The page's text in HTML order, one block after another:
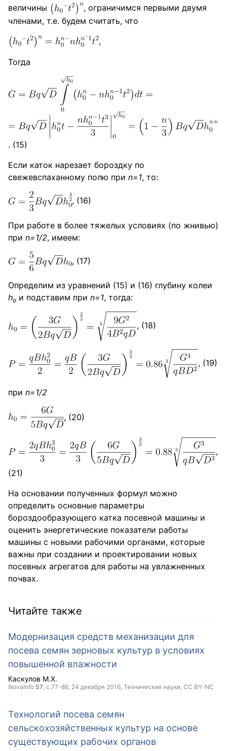
величины
, ограничимся первыми двумя
членами, т.е. будем считать, что
,
Тогда
. (15)
Если каток нарезает бороздку по
свежевспаханному полю при n=1, то:
, (16)
При работе в более тяжелых условиях (по жнивью)
при n=1/2, имеем:
, (17)
Определим из уравнений (15) и (16) глубину колеи
hо и подставим при n=1, тогда:
, (18)
, (19)
при n=1/2
, (20)
,
(21)
На основании полученных формул можно
определить основные параметры
бороздообразующего катка посевной машины и
оценить энергетические показатели работы
машины с новыми рабочими органами, которые
важны при создании и проектировании новых
посевных агрегатов для работы на увлажненных
почвах.
Читайте также
Модернизация средств механизации для
посева семян зерновых культур в условиях
повышенной влажности
Каскулов М.Х.
NovaInfo 57 , с.77-86, 24 декабря 2016 , Технические науки, CC BY-NC
Технологий посева семян
сельскохозяйственных культур на основе
существующих рабочих органов